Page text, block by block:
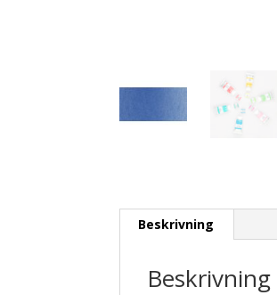
Beskrivning
Beskrivning